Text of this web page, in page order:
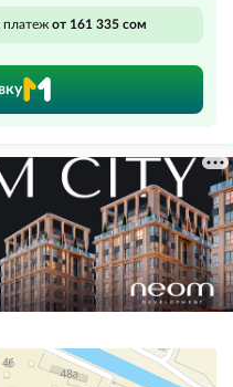
от 161 335 сом